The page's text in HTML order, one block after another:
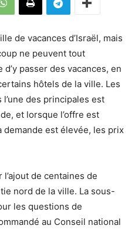
de vacances d’Israël, mais
ne peuvent tout
passer des vacances, en
hôtels de la ville. Les
des principales est
et lorsque l’offre est
est élevée, les prix
l’ajout de centaines de
nord de la ville. La sous-
les questions de
au Conseil national